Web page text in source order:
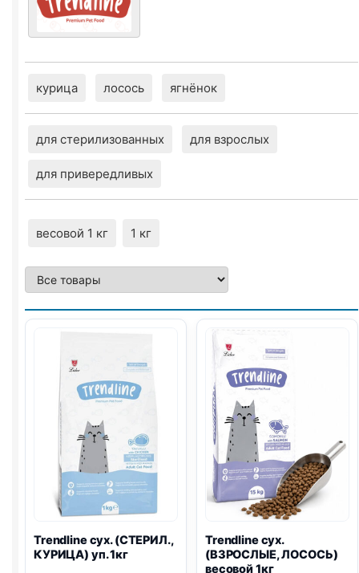
курица лосось ягнёнок
для стерилизованных для взрослых
для привередливых
весовой 1 кг 1 кг
Trendline сух. (СТЕРИЛ.,
КУРИЦА) уп. 1кг
Trendline сух.
(ВЗРОСЛЫЕ, ЛОСОСЬ)
весовой 1кг